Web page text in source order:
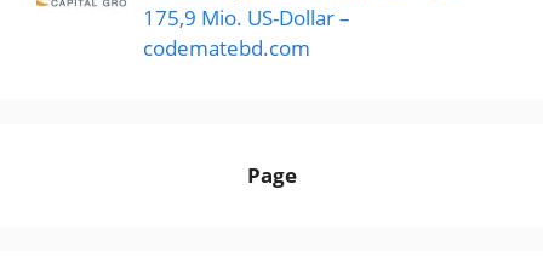
175,9 Mio. US-Dollar –
codematebd.com
Page